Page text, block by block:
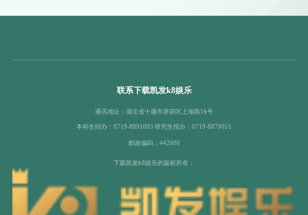
联系下载凯发k8娱乐
通讯地址：湖北省十堰市茅箭区上海路16号
本科生招办：0719-8891093 研究生招办：0719-8878051
邮政编码：442000
下载凯发k8娱乐的版权所有：